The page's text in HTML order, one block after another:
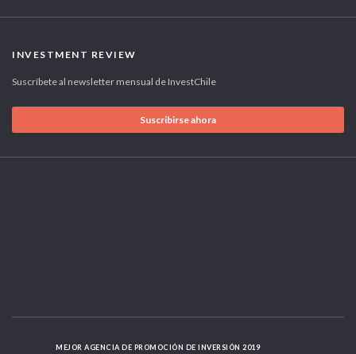
INVESTMENT REVIEW
Suscríbete al newsletter mensual de InvestChile
Suscribirse ahora
MEJOR AGENCIA DE PROMOCIÓN DE INVERSIÓN 2019